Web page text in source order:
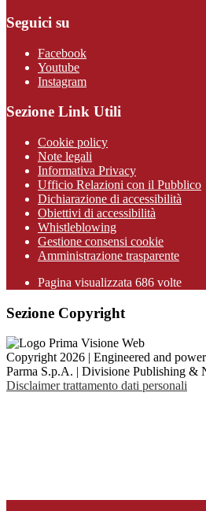
Seguici su
Facebook
Youtube
Instagram
Sezione Link Utili
Cookie policy
Note legali
Informativa Privacy
Ufficio Relazioni con il Pubblico
Dichiarazione di accessibilità
Obiettivi di accessibilità
Whistleblowing
Gestione consensi cookie
Amministrazione trasparente
Pagina visualizzata 686 volte
Sezione Copyright
Copyright 2026 | Engineered and
Parma S.p.A. | Divisione Publishing &
Disclaimer trattamento dati personali